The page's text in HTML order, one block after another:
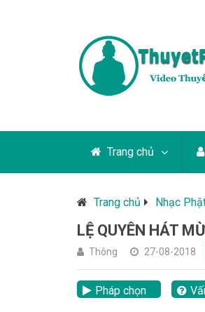
Trang chủ
Trang chủ Nhạc
LỆ QUYÊN HÁT
Thông 27-08-2018
Pháp chọn